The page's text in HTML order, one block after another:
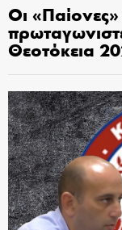
Οι
Θεοτόκεια